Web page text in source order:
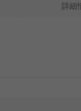
詳細